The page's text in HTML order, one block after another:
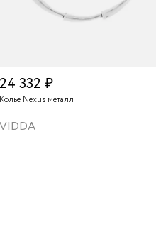
24 332 ₽
Колье Nexus металл
VIDDA